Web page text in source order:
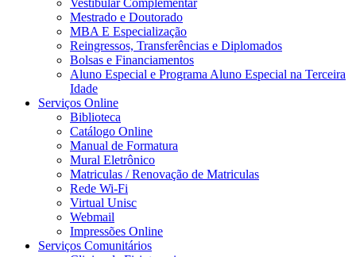
Mestrado e Doutorado
MBA E Especialização
Reingressos, Transferências e Diplomados
Bolsas e Financiamentos
Aluno Especial e Programa Aluno Especial na Terceira
Idade
Serviços Online
Biblioteca
Catálogo Online
Manual de Formatura
Mural Eletrônico
Matriculas / Renovação de Matriculas
Rede Wi-Fi
Virtual Unisc
Webmail
Impressões Online
Serviços Comunitários